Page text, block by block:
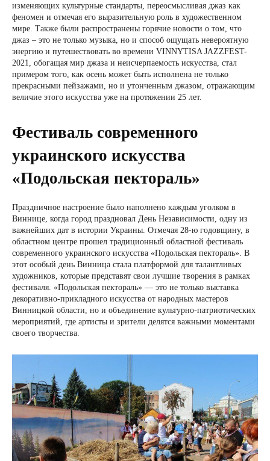
изменяющих культурные стандарты, переосмысливая джаз как
феномен и отмечая его выразительную роль в художественном
мире. Также были распространены горячие новости о том, что
джаз – это не только музыка, но и способ ощущать невероятную
энергию и путешествовать во времени VINNYTISA JAZZFEST-
2021, обогащая мир джаза и неисчерпаемость искусства, стал
примером того, как осень может быть исполнена не только
прекрасными пейзажами, но и утонченным джазом, отражающим
величие этого искусства уже на протяжении 25 лет.
Фестиваль современного
украинского искусства
«Подольская пектораль»
Праздничное настроение было наполнено каждым уголком в
Виннице, когда город праздновал День Независимости, одну из
важнейших дат в истории Украины. Отмечая 28-ю годовщину, в
областном центре прошел традиционный областной фестиваль
современного украинского искусства «Подольская пектораль». В
этот особый день Винница стала платформой для талантливых
художников, которые представят свои лучшие творения в рамках
фестиваля. «Подольская пектораль» — это не только выставка
декоративно-прикладного искусства от народных мастеров
Винницкой области, но и объединение культурно-патриотических
мероприятий, где артисты и зрители делятся важными моментами
своего творчества.